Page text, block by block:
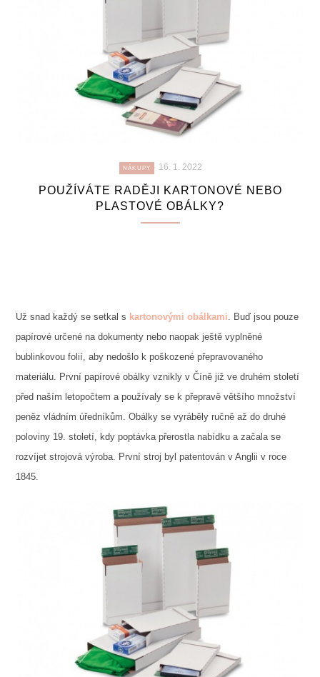
NÁKUPY 16. 1. 2022
POUŽÍVÁTE RADĚJI KARTONOVÉ NEBO
PLASTOVÉ OBÁLKY?
Už snad každý se setkal s kartonovými obálkami . Buď jsou pouze
papírové určené na dokumenty nebo naopak ještě vyplněné
bublinkovou folií, aby nedošlo k poškozené přepravovaného
materiálu. První papírové obálky vznikly v Číně již ve druhém století
před naším letopočtem a používaly se k přepravě většího množství
peněz vládním úředníkům. Obálky se vyráběly ručně až do druhé
poloviny 19. století, kdy poptávka přerostla nabídku a začala se
rozvíjet strojová výroba. První stroj byl patentován v Anglii v roce
1845.